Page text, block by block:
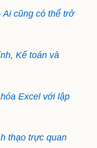
Ai cũng có thể trở
Kế toán và
Excel với lập
thạo trực quan